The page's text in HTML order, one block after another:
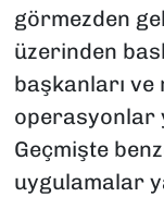
görmezden
üzerinden
başkanları ve
operasyonlar
Geçmişte
uygulamalar